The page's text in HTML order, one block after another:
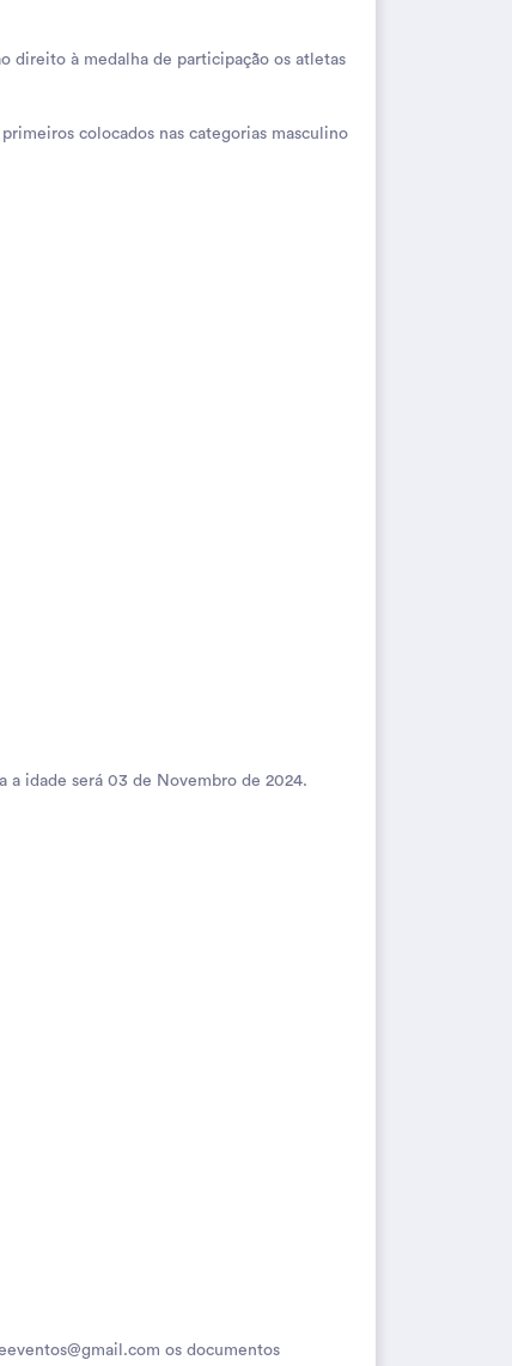
direito à medalha de participação os atletas
colocados nas categorias masculino
a idade será 03 de Novembro de 2024.
os documentos